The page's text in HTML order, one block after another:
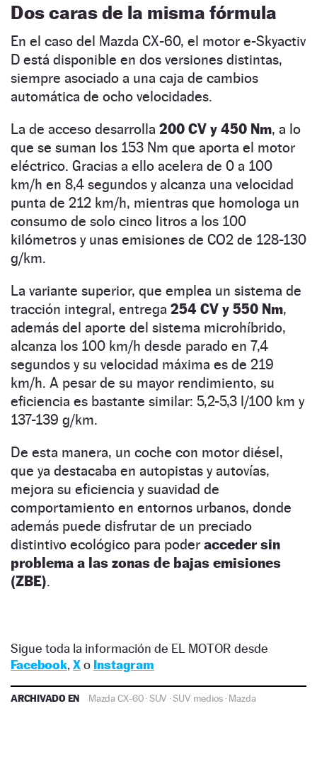
Dos caras de la misma fórmula
En el caso del Mazda CX-60, el motor e-Skyactiv
D está disponible en dos versiones distintas,
siempre asociado a una caja de cambios
automática de ocho velocidades.
La de acceso desarrolla 200 CV y 450 Nm, a lo
que se suman los 153 Nm que aporta el motor
eléctrico. Gracias a ello acelera de 0 a 100
km/h en 8,4 segundos y alcanza una velocidad
punta de 212 km/h, mientras que homologa un
consumo de solo cinco litros a los 100
kilómetros y unas emisiones de CO2 de 128-130
g/km.
La variante superior, que emplea un sistema de
tracción integral, entrega 254 CV y 550 Nm,
además del aporte del sistema microhíbrido,
alcanza los 100 km/h desde parado en 7,4
segundos y su velocidad máxima es de 219
km/h. A pesar de su mayor rendimiento, su
eficiencia es bastante similar: 5,2-5,3 l/100 km y
137-139 g/km.
De esta manera, un coche con motor diésel,
que ya destacaba en autopistas y autovías,
mejora su eficiencia y suavidad de
comportamiento en entornos urbanos, donde
además puede disfrutar de un preciado
distintivo ecológico para poder acceder sin
problema a las zonas de bajas emisiones
(ZBE).
Sigue toda la información de EL MOTOR desde
Facebook, Xo Instagram
ARCHIVADO EN Mazda CX-60·SUV ·SUV medios ·Mazda